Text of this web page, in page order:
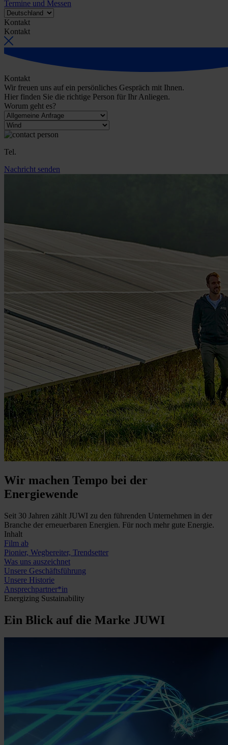
Termine und Messen
Kontakt
Kontakt
Kontakt
Wir freuen uns auf ein persönliches Gespräch mit Ihnen.
Hier finden Sie die richtige Person für Ihr Anliegen.
Worum geht es?
Tel.
Nachricht senden
Wir machen Tempo bei der
Energiewende
Seit 30 Jahren zählt JUWI zu den führenden Unternehmen in der
Branche der erneuerbaren Energien. Für noch mehr gute Energie.
Inhalt
Film ab
Pionier, Wegbereiter, Trendsetter
Was uns auszeichnet
Unsere Geschäftsführung
Unsere Historie
Ansprechpartner*in
Energizing Sustainability
Ein Blick auf die Marke JUWI